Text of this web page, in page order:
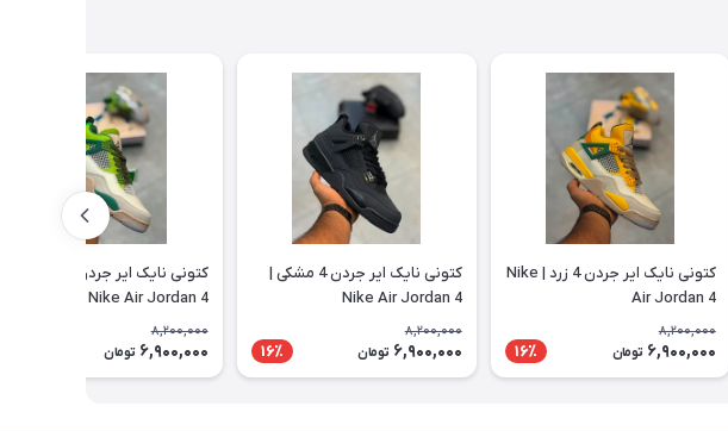
کتونی نایک ایر جردن 4 زرد | Nike
Air Jordan 4
8,200,000
6,900,000 تومان 16٪
کتونی نایک ایر جردن 4 مشکی |
Nike Air Jordan 4
8,200,000
6,900,000 تومان 16٪
Nike Air Jordan 4
8,200,000
6,900,000 تومان